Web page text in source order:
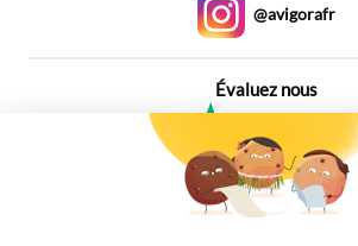
@avigorafr
Évaluez nous
Plus de 650 Avis